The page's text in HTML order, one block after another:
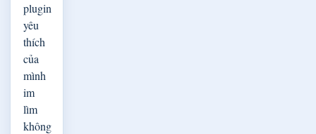
plugin
yêu
thích
của
mình
im
lìm
không